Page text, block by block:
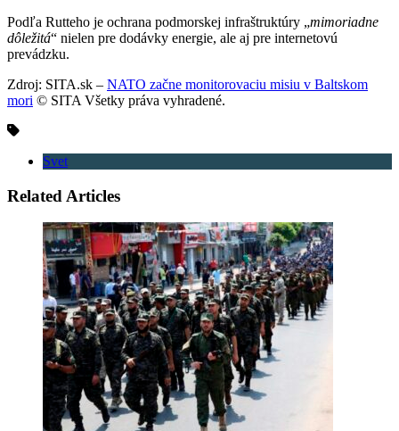
Podľa Rutteho je ochrana podmorskej infraštruktúry „mimoriadne
dôležitá“ nielen pre dodávky energie, ale aj pre internetovú
prevádzku.
Zdroj: SITA.sk – NATO začne monitorovaciu misiu v Baltskom
mori © SITA Všetky práva vyhradené.
Svet
Related Articles